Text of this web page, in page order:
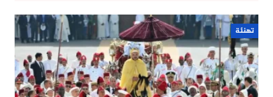
تهنئة